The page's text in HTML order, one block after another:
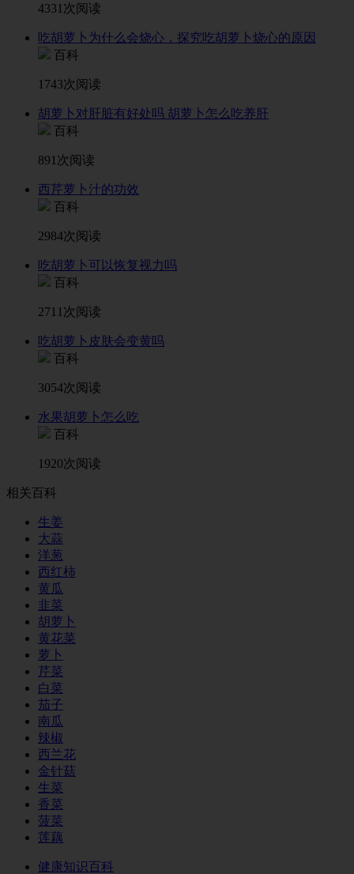
4331次阅读
吃胡萝卜为什么会烧心，探究吃胡萝卜烧心的原因
百科
1743次阅读
胡萝卜对肝脏有好处吗 胡萝卜怎么吃养肝
百科
891次阅读
西芹萝卜汁的功效
百科
2984次阅读
吃胡萝卜可以恢复视力吗
百科
2711次阅读
吃胡萝卜皮肤会变黄吗
百科
3054次阅读
水果胡萝卜怎么吃
百科
1920次阅读
相关百科
生姜
大蒜
洋葱
西红柿
黄瓜
韭菜
胡萝卜
黄花菜
萝卜
芹菜
白菜
茄子
南瓜
辣椒
西兰花
金针菇
生菜
香菜
菠菜
莲藕
健康知识百科